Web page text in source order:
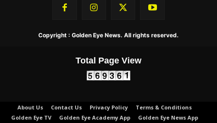
Copyright : Golden Eye News. All rights reserved.
Total Page View
About Us Contact Us Privacy Policy
Terms & Conditions
Golden Eye TV
Golden Eye Academy App Golden Eye News App